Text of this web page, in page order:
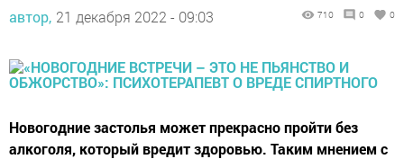
автор, 21 декабря 2022 - 09:03 710 0 0
Новогодние застолья может прекрасно пройти без
алкоголя, который вредит здоровью. Таким мнением с